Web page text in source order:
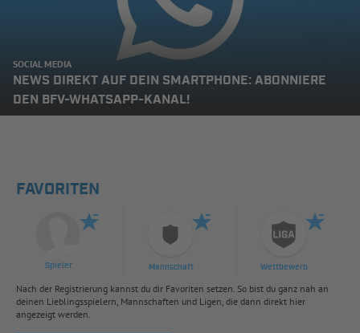
SOCIAL MEDIA
NEWS DIREKT AUF DEIN SMARTPHONE: ABONNIERE
DEN BFV-WHATSAPP-KANAL!
FAVORITEN
Spieler Mannschaft Wettbewerb
Nach der Registrierung kannst du dir Favoriten setzen. So bist du ganz nah an
deinen Lieblingsspielern, Mannschaften und Ligen, die dann direkt hier
angezeigt werden.